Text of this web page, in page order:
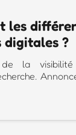
les
digitales ?
de la